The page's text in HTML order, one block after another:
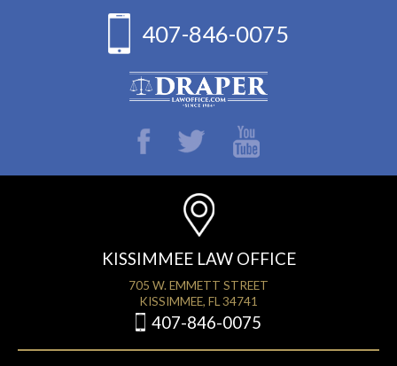
407-846-0075
KISSIMMEE LAW OFFICE
705 W. EMMETT STREET
KISSIMMEE, FL 34741
407-846-0075